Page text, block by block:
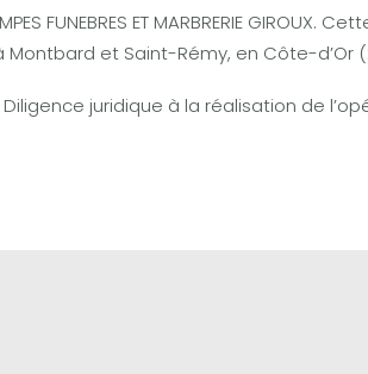
FUNEBRES ET MARBRERIE
et Saint-Rémy, en Côte-d’Or
juridique à la réalisation de